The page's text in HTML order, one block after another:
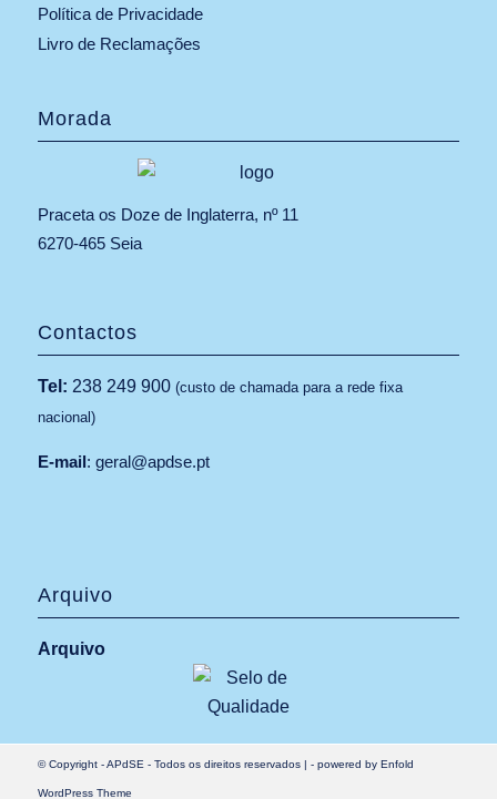
Política de Privacidade
Livro de Reclamações
Morada
Praceta os Doze de Inglaterra, nº 11
6270-465 Seia
Contactos
Tel: 238 249 900(custo de chamada para a rede fixa
nacional)
E-mail: geral@apdse.pt
Arquivo
Arquivo
© Copyright -APdSE - Todos os direitos reservados | - powered by Enfold
WordPress Theme